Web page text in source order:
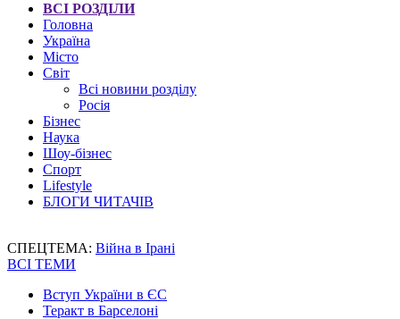
ВСІ РОЗДІЛИ
Головна
Україна
Місто
Світ
Всі новини розділу
Росія
Бізнес
Наука
Шоу-бізнес
Спорт
Lifestyle
БЛОГИ ЧИТАЧІВ
СПЕЦТЕМА: Війна в Ірані
ВСІ ТЕМИ
Вступ України в ЄС
Теракт в Барселоні